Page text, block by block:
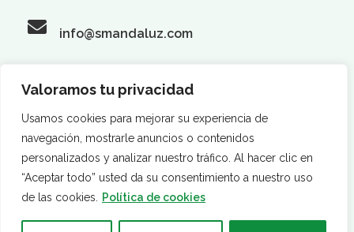
Valoramos tu privacidad
Usamos cookies para mejorar su experiencia de
navegación, mostrarle anuncios o contenidos
personalizados y analizar nuestro tráfico. Al hacer clic en
“Aceptar todo” usted da su consentimiento a nuestro uso
de las cookies.
Política de cookies
info@smandaluz.com
Síguenos